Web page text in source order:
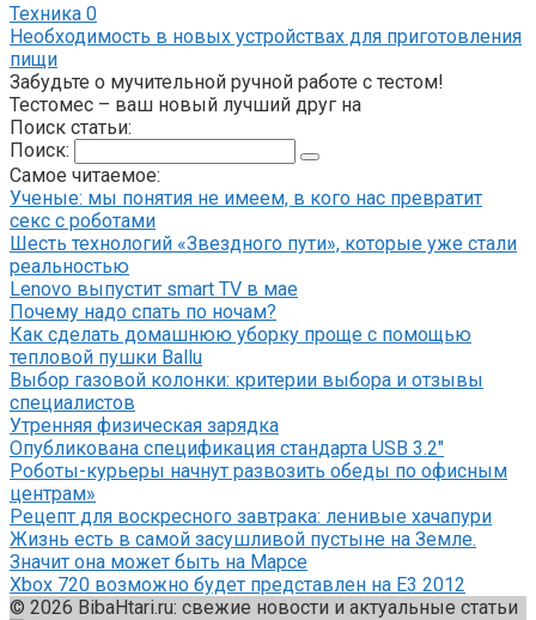
Техника 0
Необходимость в новых устройствах для приготовления
пищи
Забудьте о мучительной ручной работе с тестом!
Тестомес – ваш новый лучший друг на
Поиск статьи:
Поиск:
Самое читаемое:
Ученые: мы понятия не имеем, в кого нас превратит
секс с роботами
Шесть технологий «Звездного пути», которые уже стали
реальностью
Lenovo выпустит smart TV в мае
Почему надо спать по ночам?
Как сделать домашнюю уборку проще с помощью
тепловой пушки Ballu
Выбор газовой колонки: критерии выбора и отзывы
специалистов
Утренняя физическая зарядка
Опубликована спецификация стандарта USB 3.2″
Роботы-курьеры начнут развозить обеды по офисным
центрам»
Рецепт для воскресного завтрака: ленивые хачапури
Жизнь есть в самой засушливой пустыне на Земле.
Значит она может быть на Марсе
Xbox 720 возможно будет представлен на E3 2012
© 2026 BibaHtari.ru: свежие новости и актуальные статьи